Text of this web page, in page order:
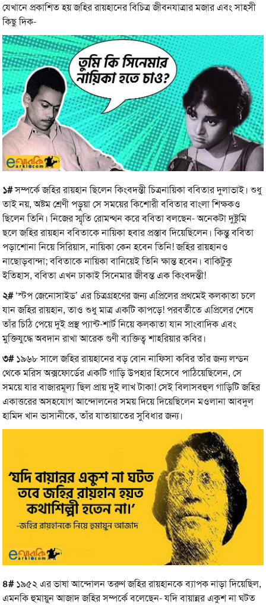
যেখানে প্রকাশিত হয় জহির রায়হানের বিচিত্র জীবনযাত্রার মজার এবং সাহসী
কিছু দিক-
১#সম্পর্কে জহির রায়হান ছিলেন কিংবদন্তী চিত্রনায়িকা ববিতার দুলাভাই। শুধু
তাই নয়, অষ্টম শ্রেণী পড়ুয়া সে সময়ের কিশোরী ববিতার বাংলা শিক্ষকও
ছিলেন তিনি। নিজের স্মৃতি রোমন্থন করে ববিতা বলছেন- অনেকটা দুষ্টুমি
ছলে জহির রায়হান ববিতাকে নায়িকা হবার প্রস্তাব দিয়েছিলেন। কিন্তু ববিতা
পড়াশোনা নিয়ে সিরিয়াস, নায়িকা কেন হবেন তিনি! জহির রায়হানও
নাছোড়বান্দা; ববিতাকে নায়িকা বানিয়েই তিনি ক্ষান্ত হবেন। বাকিটুকু
ইতিহাস, ববিতা এখন ঢাকাই সিনেমার জীবন্ত এক কিংবদন্তী!
২#‘স্টপ জেনোসাইড’ এর চিত্রগ্রহণের জন্য এপ্রিলের প্রথমেই কলকাতা চলে
যান জহির রায়হান, তাও শুধু মাত্র একটি কাপড়ে! পরবর্তীতে এপ্রিলের শেষে
তাঁর চিঠি পেয়ে দুই প্রস্থ প্যান্ট-শার্ট নিয়ে কলকাতা যান সাংবাদিক এবং
মুক্তিযুদ্ধে অবদান রাখা আরেক গুণী ব্যক্তিত্ব শাহরিয়ার কবির।
৩#১৯৬৮ সালে জহির রায়হানের বড় বোন নাফিসা কবির তাঁর জন্য লন্ডন
থেকে মরিস অক্সফোর্ডের একটি গাড়ি উপহার হিসেবে পাঠিয়েছিলেন, সে
সময়ে যার বাজারমূল্য ছিল প্রায় দুই লাখ টাকা! সেই বিলাসবহুল গাড়িটি জহির
একাত্তরের অসহযোগ আন্দোলনের সময় দিয়ে দিয়েছিলেন মওলানা আবদুল
হামিদ খান ভাসানীকে, তাঁর যাতায়াতের সুবিধার জন্য।
৪#১৯৫২ এর ভাষা আন্দোলন তরুণ জহির রায়হানকে ব্যাপক নাড়া দিয়েছিল,
এমনকি হুমায়ুন আজাদ জহির সম্পর্কে বলেছেন- যদি বায়ান্নর একুশ না ঘটত